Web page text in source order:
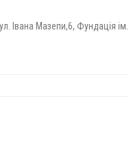
Івана Мазепи,6, Фундація ім.